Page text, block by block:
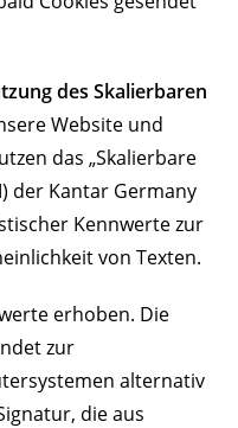
des Skalierbaren
Website und
das „Skalierbare
der Kantar Germany
Kennwerte zur
von Texten.
erhoben. Die
zur
alternativ
die aus